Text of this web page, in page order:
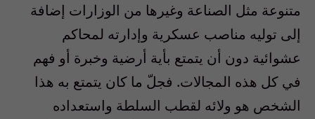
متنوعة مثل الصناعة وغيرها من الوزارات إضافة
إلى توليه مناصب عسكرية وإدارته لمحاكم
عشوائية دون أن يتمتع بأية أرضية وخبرة أو فهم
في كل هذه المجالات. فجلّ ما كان يتمتع به هذا
الشخص هو ولائه لقطب السلطة واستعداده